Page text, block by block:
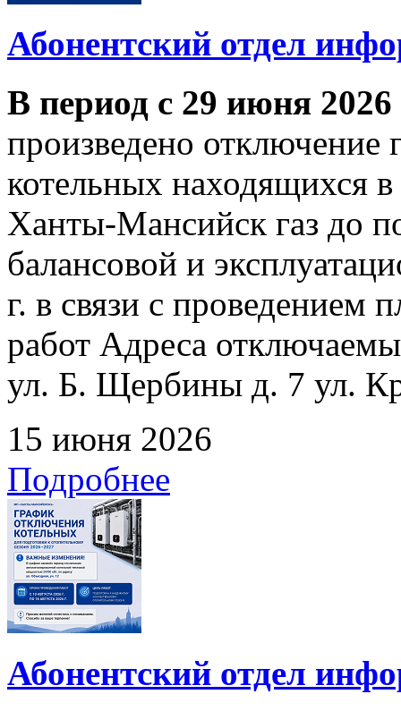
Абонентский отдел
В период с 29 июня
произведено отключение
котельных находящихся
Ханты-Мансийск газ до
балансовой и
г. в связи с проведением
работ Адреса
ул. Б. Щербины д. 7 ул.
15 июня 2026
Подробнее
Абонентский отдел